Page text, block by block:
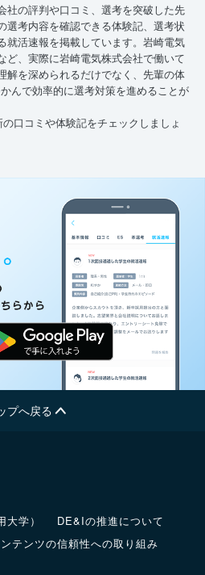
社の評判や口コミ、選考を突破した先
選考内容を確認できる体験記、選考状
就活速報を掲載しています。岩崎電気
ど、実際に岩崎電気株式会社で働いて
解を深められるだけでなく、先輩の体
んで効率的に選考対策を進めることが
口コミや体験記をチェックしましょ
プへ戻る
学）
DE&Iの推進について
テンツの信頼性への取り組み